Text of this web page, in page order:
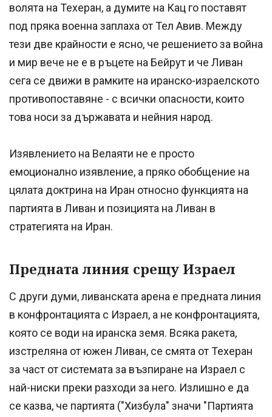
волята на Техеран, а думите на Кац го поставят
под пряка военна заплаха от Тел Авив. Между
тези две крайности е ясно, че решението за война
и мир вече не е в ръцете на Бейрут и че Ливан
сега се движи в рамките на иранско-израелското
противопоставяне - с всички опасности, които
това носи за държавата и нейния народ.
Изявлението на Велаяти не е просто
емоционално изявление, а пряко обобщение на
цялата доктрина на Иран относно функцията на
партията в Ливан и позицията на Ливан в
стратегията на Иран.
Предната линия срещу Израел
С други думи, ливанската арена е предната линия
в конфронтацията с Израел, а не конфронтацията,
която се води на иранска земя. Всяка ракета,
изстреляна от южен Ливан, се смята от Техеран
за част от системата за възпиране на Израел с
най-ниски преки разходи за него. Излишно е да
се казва, че партията ("Хизбула" значи "Партията